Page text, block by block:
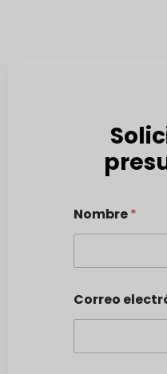
Nombre*
Correo